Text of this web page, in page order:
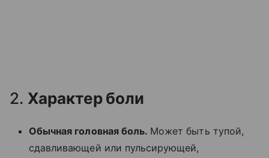
2. Характер боли
Обычная головная боль. Может быть тупой,
сдавливающей или пульсирующей,